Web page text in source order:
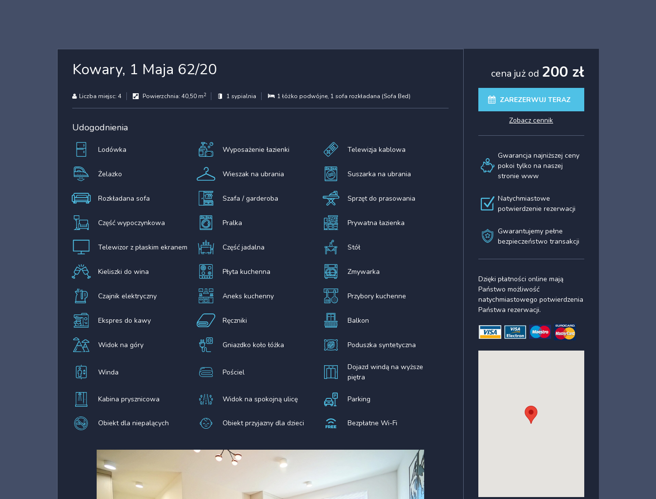
Kowary, 1 Maja 62/20
Liczba miejsc: 4 Powierzchnia: 40,50 m2 1 sypialnia 1 łóżko podwójne, 1 sofa rozkładana (Sofa Bed)
Udogodnienia
Lodówka Wyposażenie łazienki Telewizja kablowa
Żelazko Wieszak na ubrania Suszarka na ubrania
Rozkładana sofa Szafa / garderoba Sprzęt do prasowania
Część wypoczynkowa Pralka Prywatna łazienka
Telewizor z płaskim ekranem Część jadalna Stół
Kieliszki do wina Płyta kuchenna Zmywarka
Czajnik elektryczny Aneks kuchenny Przybory kuchenne
Ekspres do kawy Ręczniki Balkon
Widok na góry Gniazdko koło łóżka Poduszka syntetyczna
Winda Pościel
Dojazd windą na wyższe
piętra
Kabina prysznicowa Widok na spokojną ulicę Parking
Obiekt dla niepalących Obiekt przyjazny dla dzieci Bezpłatne Wi-Fi
cena już od 200 zł
ZAREZERWUJ TERAZ
zobacz cennik
Gwarancja najniższej ceny
pokoi tylko na naszej
stronie www
Natychmiastowe
potwierdzenie rezerwacji
Gwarantujemy pełne
bezpieczeństwo transakcji
Dzięki płatności online mają
Państwo możliwość
natychmiastowego potwierdzenia
Państwa rezerwacji.